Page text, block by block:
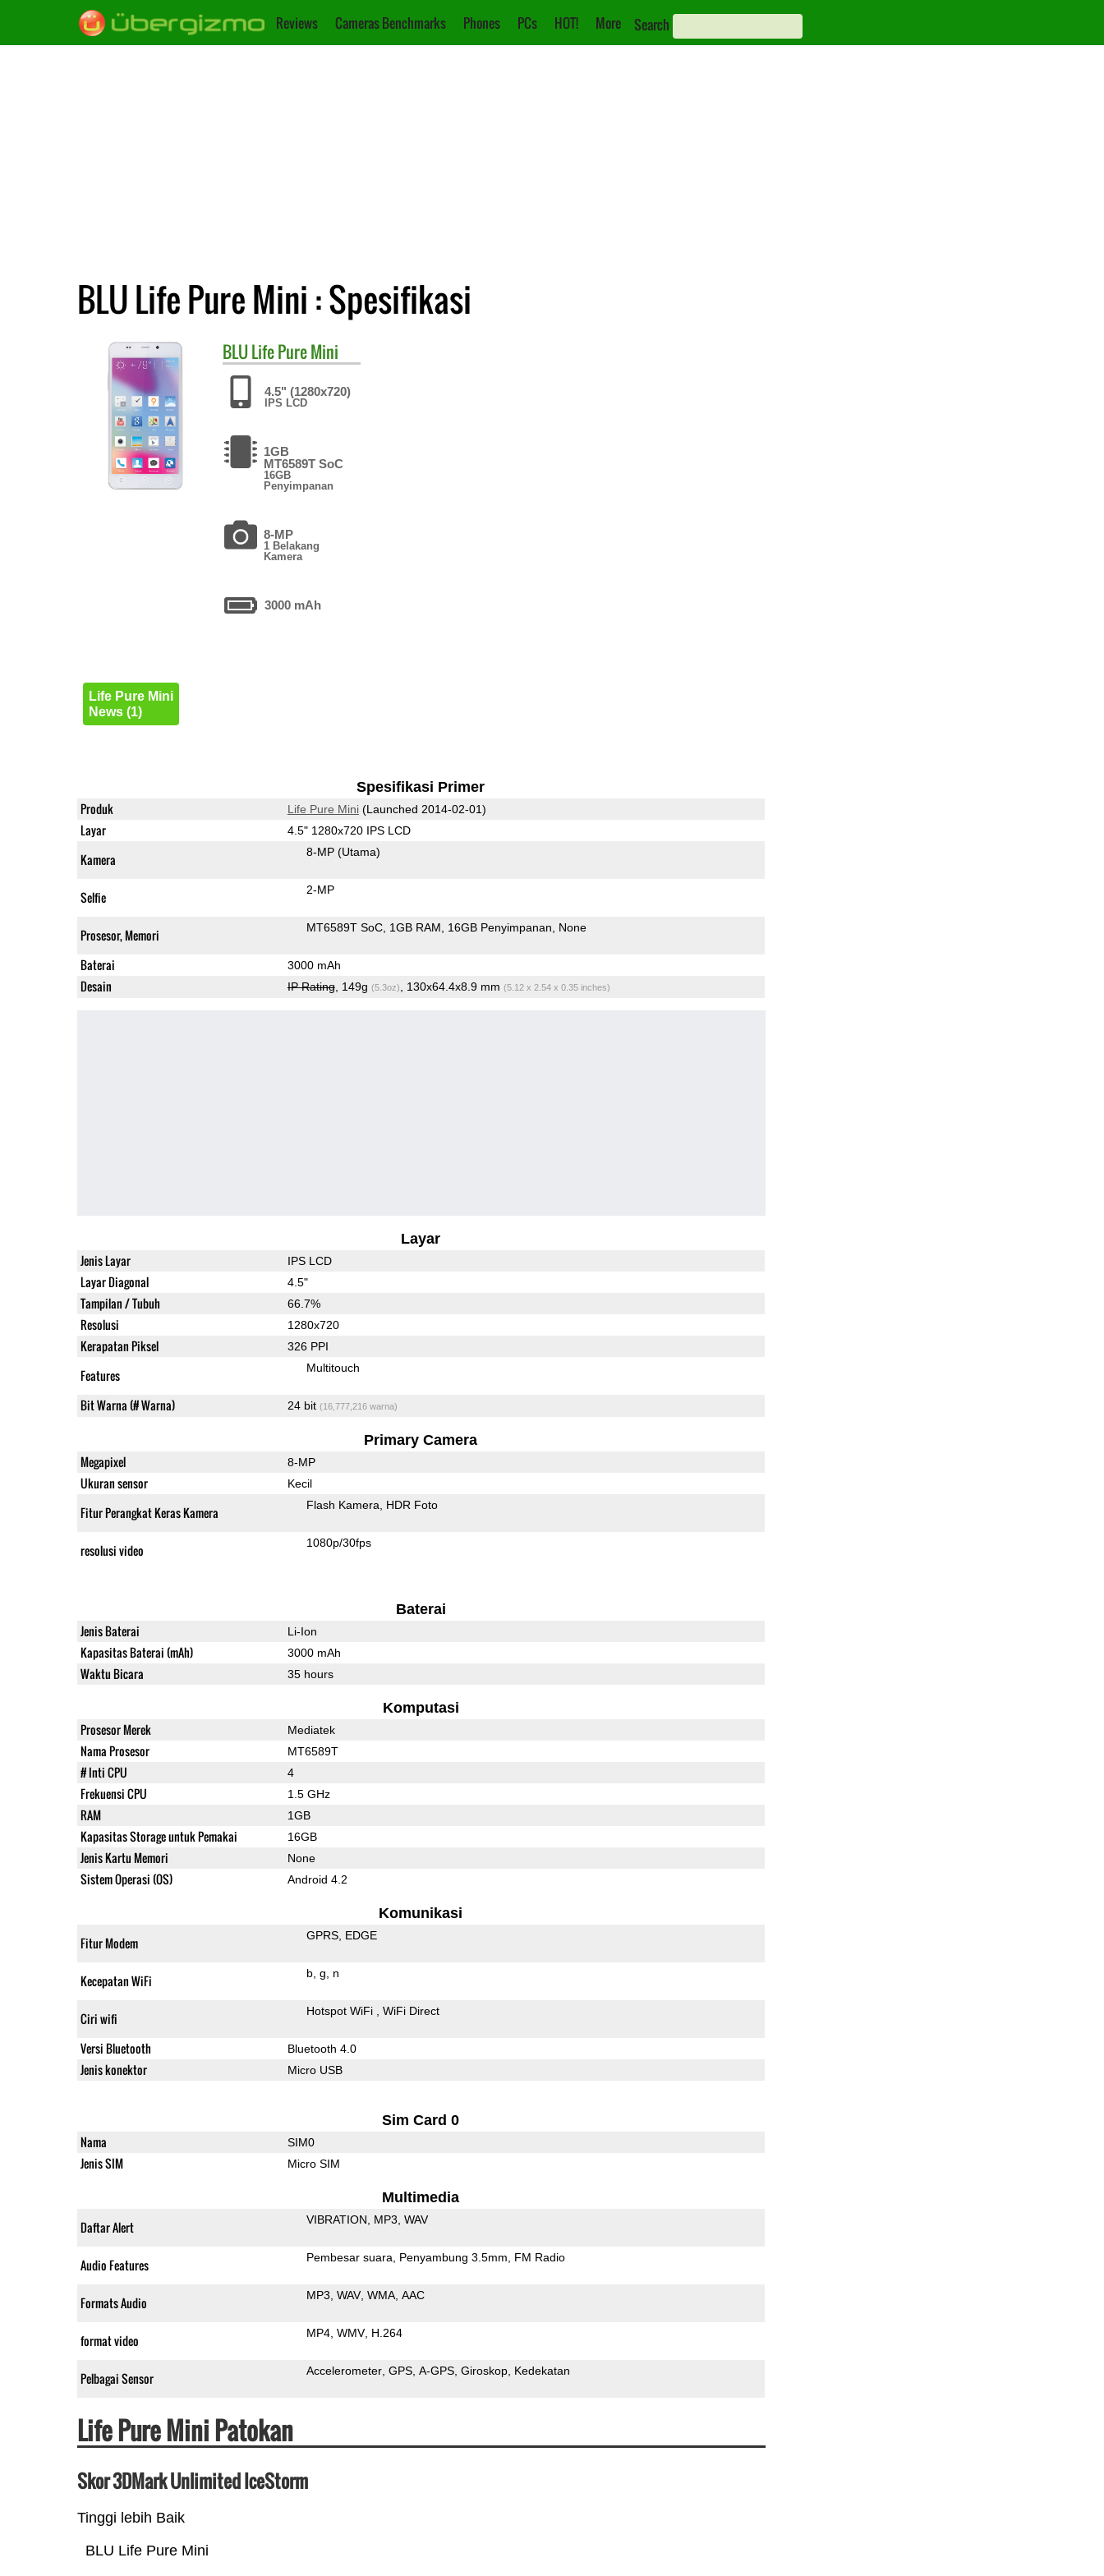
Reviews Cameras Benchmarks Phones PCs HOT! More Search
BLU Life Pure Mini : Spesifikasi
BLULife Pure Mini
4.5" (1280x720)
IPS LCD
1GB
MT6589T SoC
16GB
Penyimpanan
8-MP
1 Belakang
Kamera
3000 mAh
Life Pure Mini
News (1)
Spesifikasi Primer
Produk Life Pure Mini(Launched 2014-02-01)
Layar 4.5" 1280x720 IPS LCD
Kamera 8-MP (Utama)
Selfie 2-MP
Prosesor, Memori MT6589T SoC 1GB RAM 16GB Penyimpanan None
Baterai 3000 mAh
Desain IP Rating, 149g (5.3oz) , 130x64.4x8.9 mm (5.12 x 2.54 x 0.35 inches)
Layar
Jenis Layar IPS LCD
Layar Diagonal 4.5"
Tampilan / Tubuh 66.7%
Resolusi 1280x720
Kerapatan Piksel 326 PPI
Features Multitouch
Bit Warna (# Warna) 24 bit (16,777,216 warna)
Primary Camera
Megapixel 8-MP
Ukuran sensor Kecil
Fitur Perangkat Keras Kamera Flash Kamera HDR Foto
resolusi video 1080p/30fps
Baterai
Jenis Baterai Li-Ion
Kapasitas Baterai (mAh) 3000 mAh
Waktu Bicara 35 hours
Komputasi
Prosesor Merek Mediatek
Nama Prosesor MT6589T
# Inti CPU 4
Frekuensi CPU 1.5 GHz
RAM 1GB
Kapasitas Storage untuk Pemakai 16GB
Jenis Kartu Memori None
Sistem Operasi (OS) Android 4.2
Komunikasi
Fitur Modem GPRS EDGE
Kecepatan WiFi b g n
Ciri wifi Hotspot WiFi WiFi Direct
Versi Bluetooth Bluetooth 4.0
Jenis konektor Micro USB
Sim Card 0
Nama SIM0
Jenis SIM Micro SIM
Multimedia
Daftar Alert VIBRATION MP3 WAV
Audio Features Pembesar suara Penyambung 3.5mm FM Radio
Formats Audio MP3 WAV WMA AAC
format video MP4 WMV H.264
Pelbagai Sensor Accelerometer GPS A-GPS Giroskop Kedekatan
Life Pure Mini Patokan
Skor 3DMark Unlimited IceStorm
Tinggi lebih Baik
BLU Life Pure Mini